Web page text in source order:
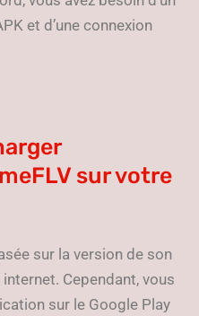
et d’une connexion
sur votre
sur la version de son
Cependant, vous
sur le Google Play